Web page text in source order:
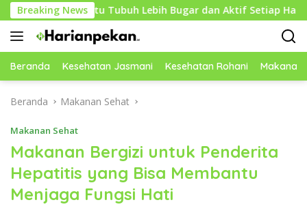
Langsung
ke
konten
Breaking NewsTubuh Lebih Bugar dan Aktif Setiap Hari
Beranda Kesehatan Jasmani Kesehatan Rohani Makanan
Beranda Makanan Sehat
Makanan Sehat
Makanan Bergizi untuk Penderita
Hepatitis yang Bisa Membantu
Menjaga Fungsi Hati